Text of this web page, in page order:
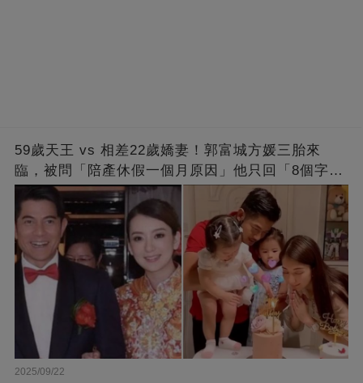
59歲天王 vs 相差22歲嬌妻！郭富城方媛三胎來
臨，被問「陪產休假一個月原因」他只回「8個字」
被贊爆
2025/09/22